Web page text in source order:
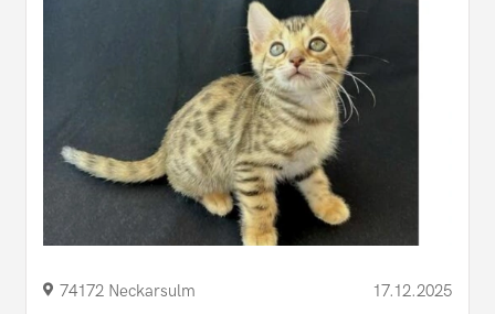
74172 Neckarsulm 17.12.2025